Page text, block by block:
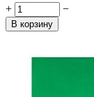
+
−
В корзину